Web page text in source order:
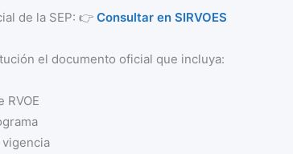
de la SEP: 👉 Consultar en SIRVOES
el documento oficial que incluya: